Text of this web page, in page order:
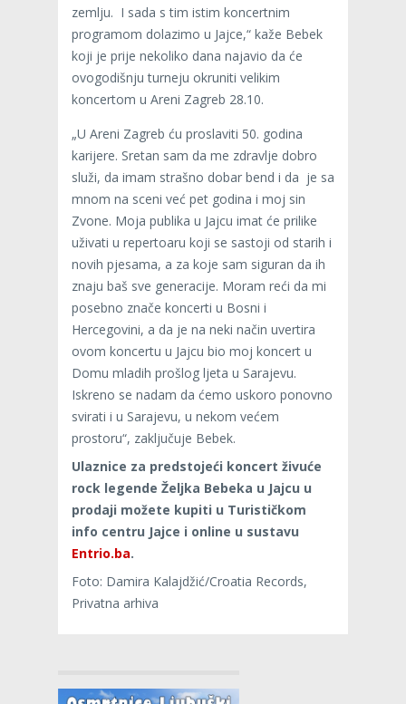
zemlju. I sada s tim istim koncertnim
programom dolazimo u Jajce,“ kaže Bebek
koji je prije nekoliko dana najavio da će
ovogodišnju turneju okruniti velikim
koncertom u Areni Zagreb 28.10.
„U Areni Zagreb ću proslaviti 50. godina
karijere. Sretan sam da me zdravlje dobro
služi, da imam strašno dobar bend i da je sa
mnom na sceni već pet godina i moj sin
Zvone. Moja publika u Jajcu imat će prilike
uživati u repertoaru koji se sastoji od starih i
novih pjesama, a za koje sam siguran da ih
znaju baš sve generacije. Moram reći da mi
posebno znače koncerti u Bosni i
Hercegovini, a da je na neki način uvertira
ovom koncertu u Jajcu bio moj koncert u
Domu mladih prošlog ljeta u Sarajevu.
Iskreno se nadam da ćemo uskoro ponovno
svirati i u Sarajevu, u nekom većem
prostoru“, zaključuje Bebek.
Ulaznice za predstojeći koncert živuće
rock legende Željka Bebeka u Jajcu u
prodaji možete kupiti u Turističkom
info centru Jajce i online u sustavu
Entrio.ba.
Foto: Damira Kalajdžić/Croatia Records,
Privatna arhiva